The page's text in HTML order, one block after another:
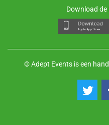
Download
© Adept Events is een